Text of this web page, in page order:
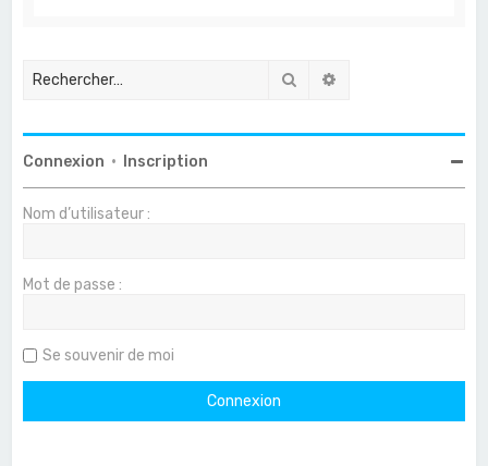
Rechercher
Connexion • Inscription
Nom d’utilisateur :
Mot de passe :
Se souvenir de moi